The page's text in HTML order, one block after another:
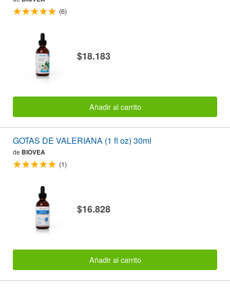
(6)
$18.183
Añadir al carrito
GOTAS DE VALERIANA (1 fl oz) 30ml
de BIOVEA
(1)
$16.828
Añadir al carrito